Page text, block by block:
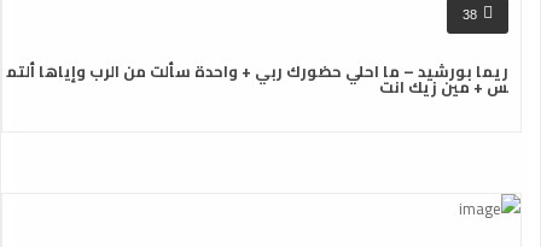
38
ريما بورشيد – ما احلي حضورك ربي + واحدة سألت من الرب وإياها ألتم
س + مين زيك انت